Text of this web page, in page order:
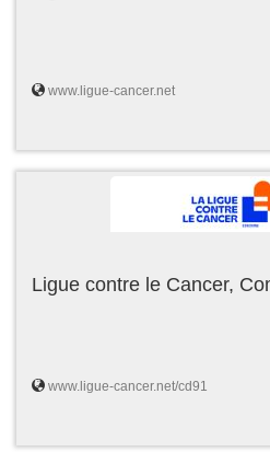
www.ligue-cancer.net
Ligue contre le Cancer,
www.ligue-cancer.net/cd91